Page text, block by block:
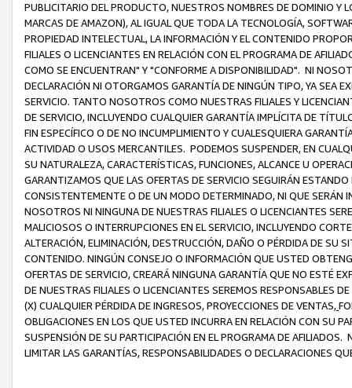
PUBLICITARIO DEL PRODUCTO, NUESTROS NOMBRES DE DOMINIO Y
MARCAS DE AMAZON), AL IGUAL QUE TODA LA TECNOLOGÍA,
PROPIEDAD INTELECTUAL, LA INFORMACIÓN Y EL CONTENIDO
FILIALES O LICENCIANTES EN RELACIÓN CON EL PROGRAMA DE
COMO SE ENCUENTRAN" Y "CONFORME A DISPONIBILIDAD". NI
DECLARACIÓN NI OTORGAMOS GARANTÍA DE NINGÚN TIPO, YA SEA
SERVICIO. TANTO NOSOTROS COMO NUESTRAS FILIALES Y
DE SERVICIO, INCLUYENDO CUALQUIER GARANTÍA IMPLÍCITA DE
FIN ESPECÍFICO O DE NO INCUMPLIMIENTO Y CUALESQUIERA
ACTIVIDAD O USOS MERCANTILES. PODEMOS SUSPENDER, EN
SU NATURALEZA, CARACTERÍSTICAS, FUNCIONES, ALCANCE U
GARANTIZAMOS QUE LAS OFERTAS DE SERVICIO SEGUIRÁN
CONSISTENTEMENTE O DE UN MODO DETERMINADO, NI QUE SERÁN
NOSOTROS NI NINGUNA DE NUESTRAS FILIALES O LICENCIANTES
MALICIOSOS O INTERRUPCIONES EN EL SERVICIO, INCLUYENDO
ALTERACIÓN, ELIMINACIÓN, DESTRUCCIÓN, DAÑO O PÉRDIDA DE SU
CONTENIDO. NINGÚN CONSEJO O INFORMACIÓN QUE USTED
OFERTAS DE SERVICIO, CREARÁ NINGUNA GARANTÍA QUE NO ESTÉ
DE NUESTRAS FILIALES O LICENCIANTES SEREMOS RESPONSABLES
(X) CUALQUIER PÉRDIDA DE INGRESOS, PROYECCIONES DE VENTAS,
OBLIGACIONES EN LOS QUE USTED INCURRA EN RELACIÓN CON SU
SUSPENSIÓN DE SU PARTICIPACIÓN EN EL PROGRAMA DE
LIMITAR LAS GARANTÍAS, RESPONSABILIDADES O DECLARACIONES